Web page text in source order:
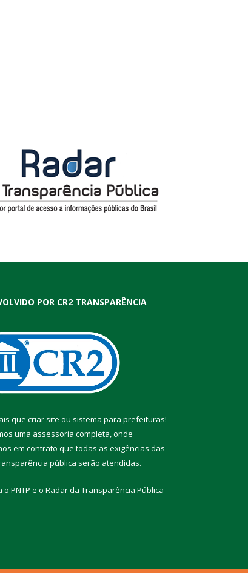
POR CR2 TRANSPARÊNCIA
que criar site ou sistema para prefeituras!
uma assessoria completa, onde
em contrato que todas as exigências das
pública serão atendidas.
o PNTP e o Radar da Transparência Pública